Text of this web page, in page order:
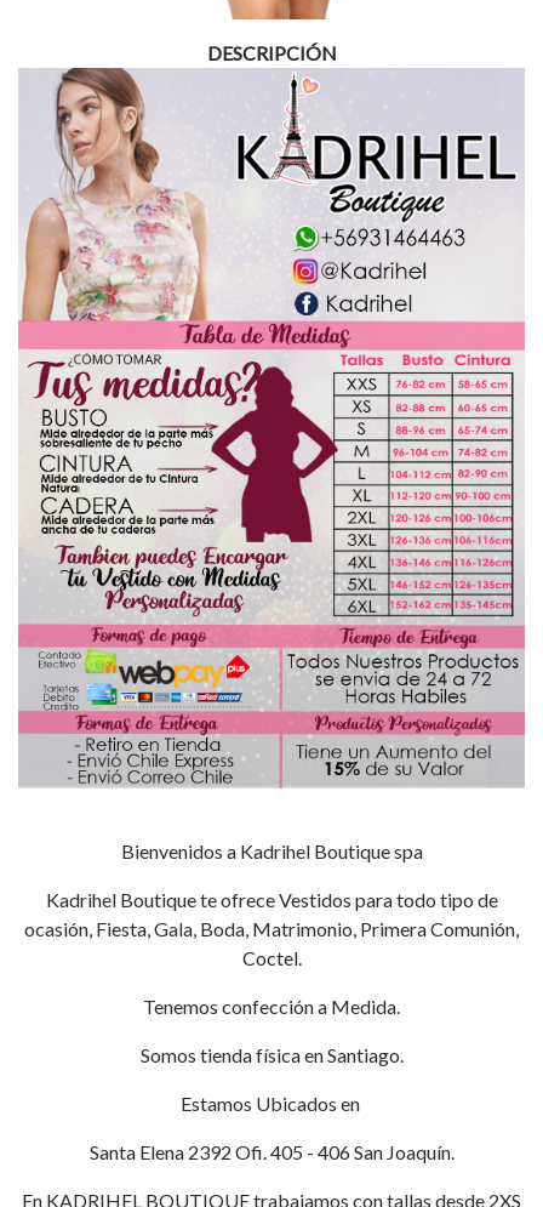
DESCRIPCIÓN
Bienvenidos a Kadrihel Boutique spa
Kadrihel Boutique te ofrece Vestidos para todo tipo de
ocasión, Fiesta, Gala, Boda, Matrimonio, Primera Comunión,
Coctel.
Tenemos confección a Medida.
Somos tienda física en Santiago.
Estamos Ubicados en
Santa Elena 2392 Ofi. 405 - 406 San Joaquín.
En KADRIHEL BOUTIQUE trabajamos con tallas desde 2XS